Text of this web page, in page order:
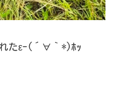
れたε-(´∀｀*)ﾎｯ